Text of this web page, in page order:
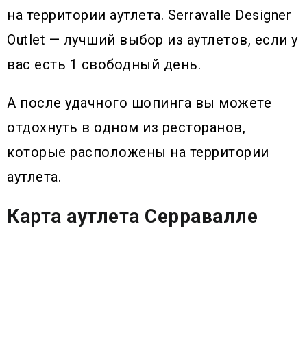
на территории аутлета. Serravalle Designer
Outlet — лучший выбор из аутлетов, если у
вас есть 1 свободный день.
А после удачного шопинга вы можете
отдохнуть в одном из ресторанов,
которые расположены на территории
аутлета.
Карта аутлета Серравалле